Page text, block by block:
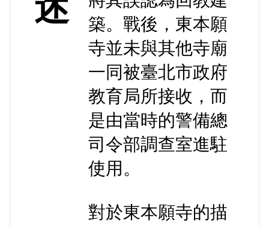
述
築。戰後，東本願
寺並未與其他寺廟
一同被臺北市政府
教育局所接收，而
是由當時的警備總
司令部調查室進駐
使用。
對於東本願寺的描